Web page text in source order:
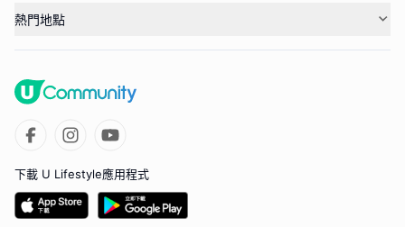
熱門地點
下載 U Lifestyle應用程式